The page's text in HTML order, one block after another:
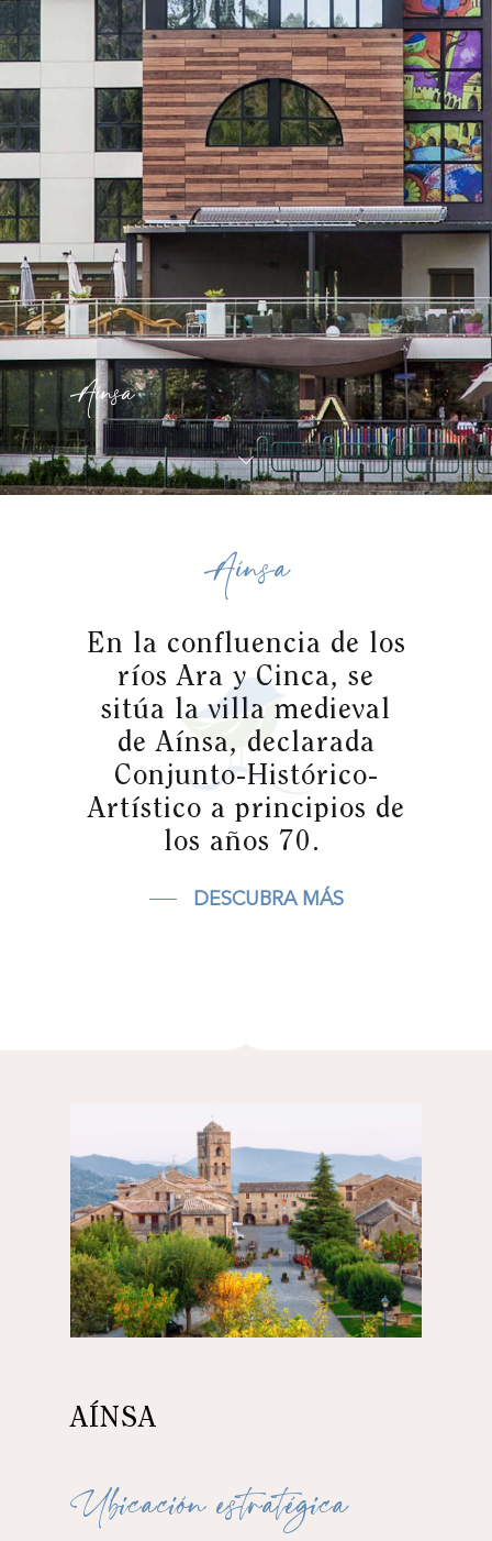
Aínsa
Aínsa
En la confluencia de los
ríos Ara y Cinca, se
sitúa la villa medieval
de Aínsa, declarada
Conjunto-Histórico-
Artístico a principios de
los años 70.
DESCUBRA MÁS
AÍNSA
Ubicación estratégica